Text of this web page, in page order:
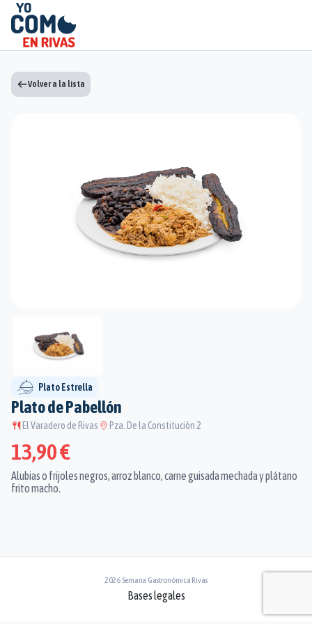
Volver a la lista
Plato Estrella
Plato de Pabellón
El Varadero de Rivas Pza. De la Constitución 2
13,90 €
Alubias o frijoles negros, arroz blanco, carne guisada mechada y plátano
frito macho.
2026 Semana Gastronómica Rivas
Bases legales